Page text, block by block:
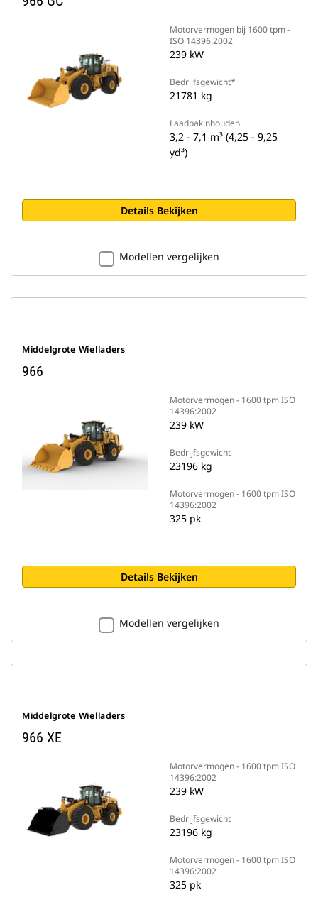
Motorvermogen bij 1600 tpm -
ISO 14396:2002
239 kW
Bedrijfsgewicht*
21781 kg
Laadbakinhouden
3,2 - 7,1 m³ (4,25 - 9,25
yd³)
Details Bekijken
Modellen vergelijken
Middelgrote Wielladers
966
Motorvermogen - 1600 tpm ISO
14396:2002
239 kW
Bedrijfsgewicht
23196 kg
Motorvermogen - 1600 tpm ISO
14396:2002
325 pk
Details Bekijken
Modellen vergelijken
Middelgrote Wielladers
966 XE
Motorvermogen - 1600 tpm ISO
14396:2002
239 kW
Bedrijfsgewicht
23196 kg
Motorvermogen - 1600 tpm ISO
14396:2002
325 pk